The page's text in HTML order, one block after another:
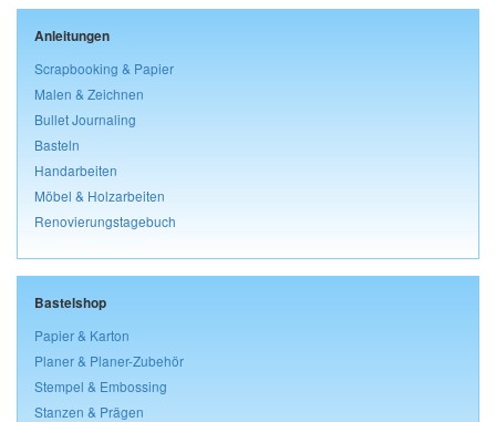
Anleitungen
Scrapbooking & Papier
Malen & Zeichnen
Bullet Journaling
Basteln
Handarbeiten
Möbel & Holzarbeiten
Renovierungstagebuch
Bastelshop
Papier & Karton
Planer & Planer-Zubehör
Stempel & Embossing
Stanzen & Prägen